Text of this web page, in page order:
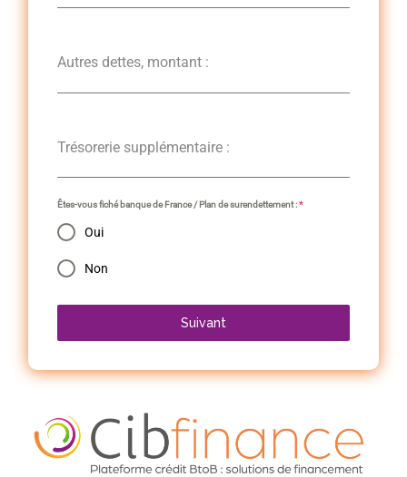
Autres dettes, montant :
Trésorerie supplémentaire :
Êtes-vous fiché banque de France / Plan de surendettement :*
Oui
Non
Suivant